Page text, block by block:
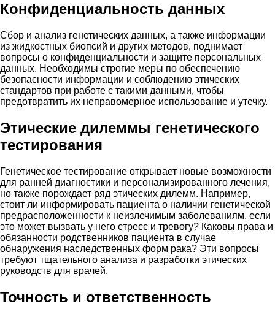
Конфиденциальность данных
Сбор и анализ генетических данных, а также информации
из жидкостных биопсий и других методов, поднимает
вопросы о конфиденциальности и защите персональных
данных. Необходимы строгие меры по обеспечению
безопасности информации и соблюдению этических
стандартов при работе с такими данными, чтобы
предотвратить их неправомерное использование и утечку.
Этические дилеммы генетического
тестирования
Генетическое тестирование открывает новые возможности
для ранней диагностики и персонализированного лечения,
но также порождает ряд этических дилемм. Например,
стоит ли информировать пациента о наличии генетической
предрасположенности к неизлечимым заболеваниям, если
это может вызвать у него стресс и тревогу? Каковы права и
обязанности родственников пациента в случае
обнаружения наследственных форм рака? Эти вопросы
требуют тщательного анализа и разработки этических
руководств для врачей.
Точность и ответственность